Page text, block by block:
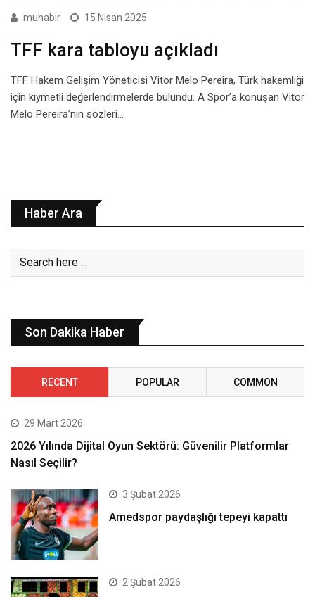
muhabir 15 Nisan 2025
TFF kara tabloyu açıkladı
TFF Hakem Gelişim Yöneticisi Vitor Melo Pereira, Türk hakemliği
için kıymetli değerlendirmelerde bulundu. A Spor’a konuşan Vitor
Melo Pereira’nın sözleri…
Haber Ara
Son Dakika Haber
RECENT POPULAR COMMON
29 Mart 2026
2026 Yılında Dijital Oyun Sektörü: Güvenilir Platformlar
Nasıl Seçilir?
3 Şubat 2026
Amedspor paydaşlığı tepeyi kapattı
2 Şubat 2026